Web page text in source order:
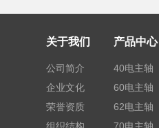
关于我们
公司简介
企业文化
荣誉资质
组织结构
产品中心
40电主轴
60电主轴
62电主轴
70电主轴